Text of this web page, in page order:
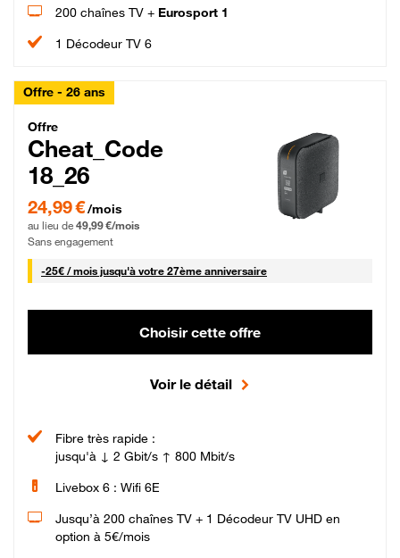
200 chaînes TV + Eurosport 1
1 Décodeur TV 6
Offre - 26 ans
Cheat_Code Fibre_18_26
Offre
Cheat_Code
18_26
24,99 € par mois pendant 0 mois puis 49,99 € par mois, Sans engagement
24,99 €/mois
au lieu de 49,99 €/mois
Sans engagement
-25€ / mois25 € par mois
jusqu'à votre 27ème anniversaire
Choisir cette offre
Voir le détail
Fibre très rapide :
jusqu'à ↓ 2 Gbit/s ↑ 800 Mbit/s
Livebox 6 : Wifi 6E
Jusqu’à 200 chaînes TV + 1 Décodeur TV UHD en
option à 5€/mois